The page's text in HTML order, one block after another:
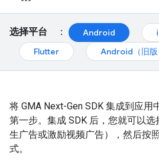
选择平台 ： Android
Flutter
Android（旧版
将 GMA Next-Gen SDK 集成到应用
第一步。集成 SDK 后，您就可以
生广告或激励视频广告），然后按
式。